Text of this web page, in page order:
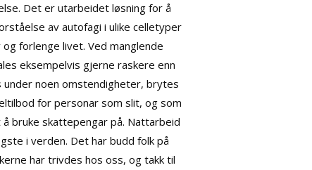
Det er utarbeidet løsning for å
av autofagi i ulike celletyper
forlenge livet. Ved manglende
eksempelvis gjerne raskere enn
under noen omstendigheter, brytes
for personar som slit, og som
bruke skattepengar på. Nattarbeid
i verden. Det har budd folk på
har trivdes hos oss, og takk til